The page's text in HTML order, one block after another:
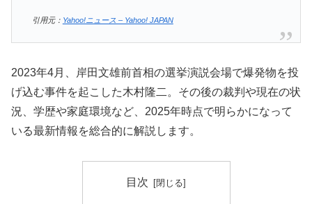
引用元： Yahoo!ニュース – Yahoo! JAPAN
2023年4月、岸田文雄前首相の選挙演説会場で爆発物を投
げ込む事件を起こした木村隆二。その後の裁判や現在の状
況、学歴や家庭環境など、2025年時点で明らかになって
いる最新情報を総合的に解説します。
目次